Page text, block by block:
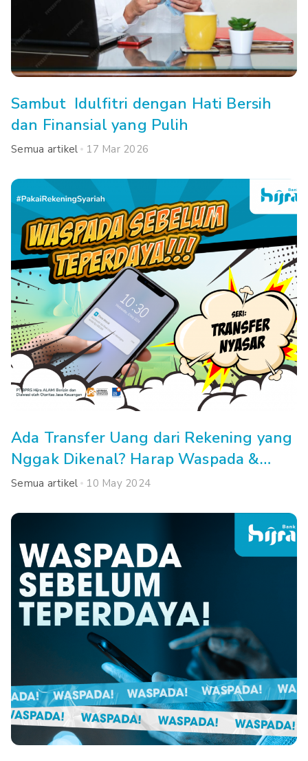
Sambut Idulfitri dengan Hati Bersih
dan Finansial yang Pulih
Semua artikel 17 Mar 2026
Ada Transfer Uang dari Rekening yang
Nggak Dikenal? Harap Waspada &
Lakukan Cara Ini!
Semua artikel 10 May 2024